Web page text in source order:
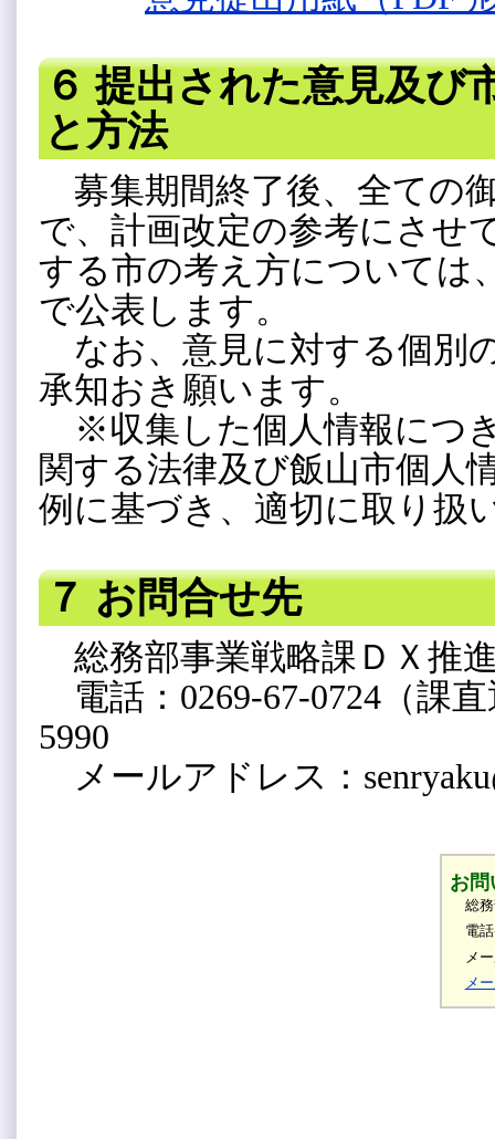
６ 提出された意見及び
と方法
募集期間終了後、全ての
で、計画改定の参考にさせ
する市の考え方については
で公表します。
なお、意見に対する個別
承知おき願います。
※収集した個人情報につ
関する法律及び飯山市個人
例に基づき、適切に取り扱
７ お問合せ先
総務部事業戦略課ＤＸ推
電話：0269-67-0724（課
5990
メールアドレス：
お問
総
電
メ
メ